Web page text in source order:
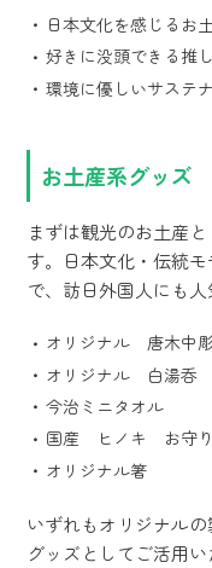
日本文化を感じるお
好きに没頭できる推
環境に優しいサステ
お土産系グッズ
まずは観光のお土産
す。日本文化・伝統
で、訪日外国人にも人
オリジナル 唐木中
オリジナル 白湯呑
今治ミニタオル
国産 ヒノキ お守り
オリジナル箸
いずれもオリジナル
グッズとしてご活用い